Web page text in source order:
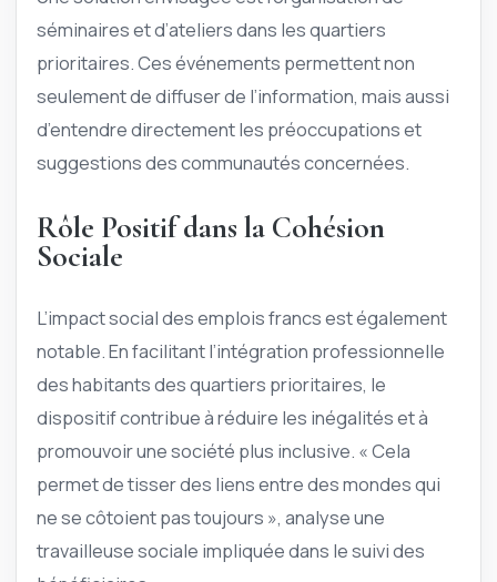
séminaires et d’ateliers dans les quartiers
prioritaires. Ces événements permettent non
seulement de diffuser de l’information, mais aussi
d’entendre directement les préoccupations et
suggestions des communautés concernées.
Rôle Positif dans la Cohésion
Sociale
L’impact social des emplois francs est également
notable. En facilitant l’intégration professionnelle
des habitants des quartiers prioritaires, le
dispositif contribue à réduire les inégalités et à
promouvoir une société plus inclusive. « Cela
permet de tisser des liens entre des mondes qui
ne se côtoient pas toujours », analyse une
travailleuse sociale impliquée dans le suivi des